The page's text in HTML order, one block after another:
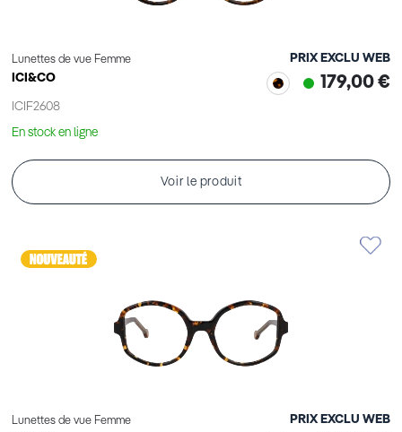
Lunettes de vue Femme
ICI&CO
ICIF2608
PRIX EXCLU WEB
179,00 €
En stock en ligne
Voir le produit
Lunettes de vue Femme PRIX EXCLU WEB